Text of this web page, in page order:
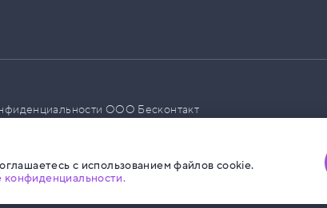
ООО Бесконтакт
с использованием файлов cookie.
конфиденциальности.